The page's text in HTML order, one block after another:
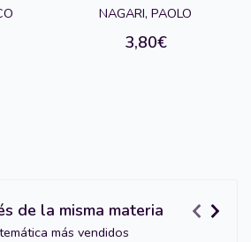
EDICIONES
NAGARI, PAOLO
3,80€
de la misma materia
más vendidos